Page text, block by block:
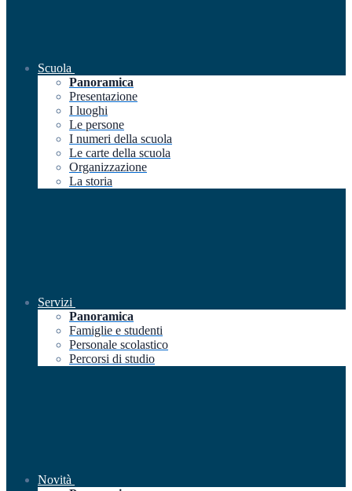
Scuola
Panoramica
Presentazione
I luoghi
Le persone
I numeri della scuola
Le carte della scuola
Organizzazione
La storia
Servizi
Panoramica
Famiglie e studenti
Personale scolastico
Percorsi di studio
Novità